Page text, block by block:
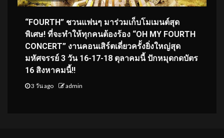
“FOURTH” ชวนแฟนๆ มาร่วมเก็บโมเมนต์สุด
พิเศษ! ที่จะทำให้ทุกคนต้องร้อง “OH MY FOURTH
CONCERT” งานคอนเสิร์ตเดี่ยวครั้งยิ่งใหญ่สุด
มหัศจรรย์ 3 วัน 16-17-18 ตุลาคมนี้ ปักหมุดกดบัตร
16 สิงหาคมนี้!!
3 วัน ago admin